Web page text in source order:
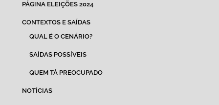
PÁGINA ELEIÇÕES 2024
CONTEXTOS E SAÍDAS
QUAL É O CENÁRIO?
SAÍDAS POSSÍVEIS
QUEM TÁ PREOCUPADO
NOTÍCIAS